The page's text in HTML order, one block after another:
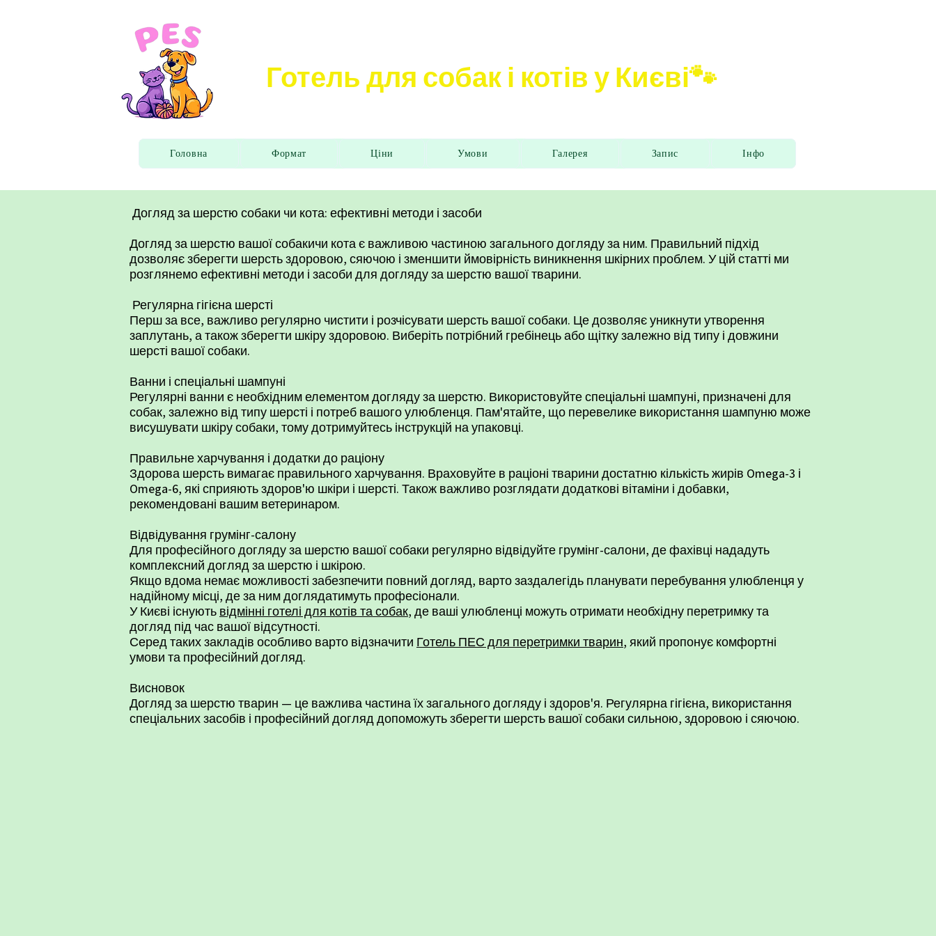
Готель для собак і котів у Києві🐾
Головна Формат Ціни Умови Галерея Запис Інфо
Догляд за шерстю собаки чи кота: ефективні методи і засоби
Догляд за шерстю вашої собакичи кота є важливою частиною загального догляду за ним. Правильний підхід
дозволяє зберегти шерсть здоровою, сяючою і зменшити ймовірність виникнення шкірних проблем. У цій статті ми
розглянемо ефективні методи і засоби для догляду за шерстю вашої тварини.
Регулярна гігієна шерсті
Перш за все, важливо регулярно чистити і розчісувати шерсть вашої собаки. Це дозволяє уникнути утворення
заплутань, а також зберегти шкіру здоровою. Виберіть потрібний гребінець або щітку залежно від типу і довжини
шерсті вашої собаки.
Ванни і спеціальні шампуні
Регулярні ванни є необхідним елементом догляду за шерстю. Використовуйте спеціальні шампуні, призначені для
собак, залежно від типу шерсті і потреб вашого улюбленця. Пам'ятайте, що перевелике використання шампуню може
висушувати шкіру собаки, тому дотримуйтесь інструкцій на упаковці.
Правильне харчування і додатки до раціону
Здорова шерсть вимагає правильного харчування. Враховуйте в раціоні тварини достатню кількість жирів Omega-3 і
Omega-6, які сприяють здоров'ю шкіри і шерсті. Також важливо розглядати додаткові вітаміни і добавки,
рекомендовані вашим ветеринаром.
Відвідування грумінг-салону
Для професійного догляду за шерстю вашої собаки регулярно відвідуйте грумінг-салони, де фахівці нададуть
комплексний догляд за шерстю і шкірою.
Якщо вдома немає можливості забезпечити повний догляд, варто заздалегідь планувати перебування улюбленця у
надійному місці, де за ним доглядатимуть професіонали.
У Києві існують відмінні готелі для котів та собак, де ваші улюбленці можуть отримати необхідну перетримку та
догляд під час вашої відсутності.
Серед таких закладів особливо варто відзначити Готель ПЕС для перетримки тварин, який пропонує комфортні
умови та професійний догляд.
Висновок
Догляд за шерстю тварин — це важлива частина їх загального догляду і здоров'я. Регулярна гігієна, використання
спеціальних засобів і професійний догляд допоможуть зберегти шерсть вашої собаки сильною, здоровою і сяючою.